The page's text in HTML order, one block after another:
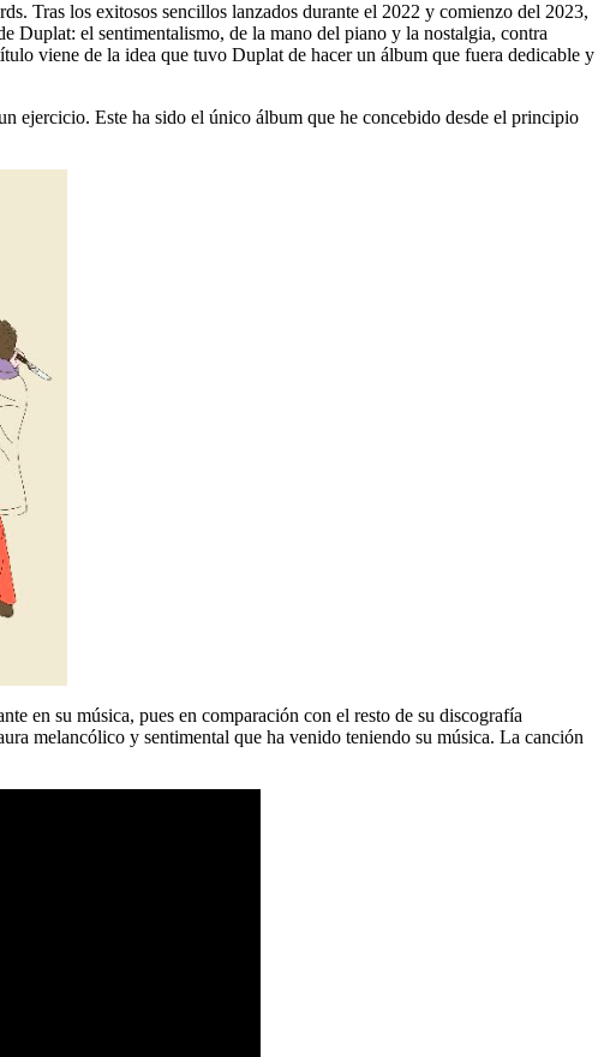
Tras los exitosos sencillos lanzados durante el 2022 y comienzo del 2023,
Duplat: el sentimentalismo, de la mano del piano y la nostalgia, contra
viene de la idea que tuvo Duplat de hacer un álbum que fuera dedicable y
ejercicio. Este ha sido el único álbum que he concebido desde el principio
en su música, pues en comparación con el resto de su discografía
melancólico y sentimental que ha venido teniendo su música. La canción